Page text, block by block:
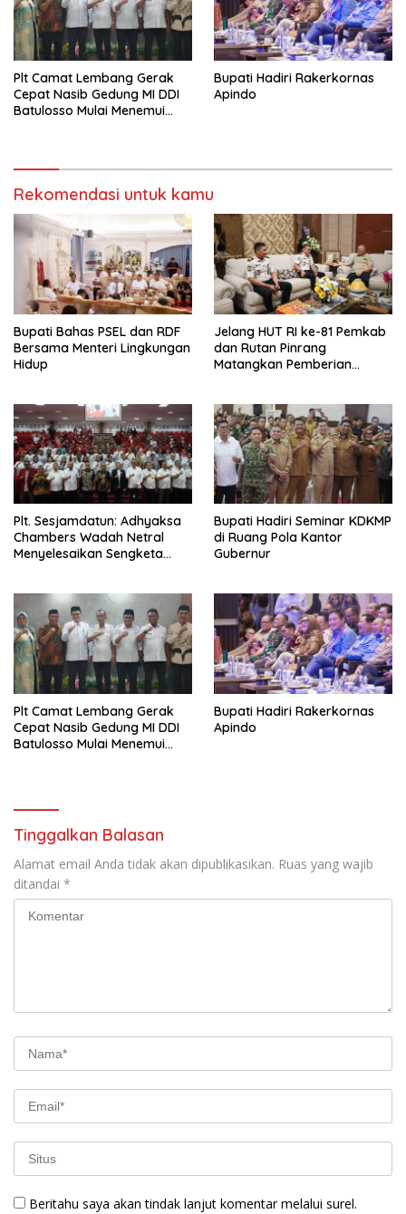
Plt Camat Lembang Gerak
Cepat Nasib Gedung MI DDI
Batulosso Mulai Menemui
Bupati Hadiri Rakerkornas
Apindo
Rekomendasi untuk kamu
Bupati Bahas PSEL dan RDF
Bersama Menteri Lingkungan
Hidup
Jelang HUT RI ke-81 Pemkab
dan Rutan Pinrang
Matangkan Pemberian
Plt. Sesjamdatun: Adhyaksa
Chambers Wadah Netral
Menyelesaikan Sengketa
Bupati Hadiri Seminar KDKMP
di Ruang Pola Kantor
Gubernur
Plt Camat Lembang Gerak
Cepat Nasib Gedung MI DDI
Batulosso Mulai Menemui
Bupati Hadiri Rakerkornas
Apindo
Tinggalkan Balasan
Alamat email Anda tidak akan dipublikasikan. Ruas yang wajib
ditandai *
Beritahu saya akan tindak lanjut komentar melalui surel.